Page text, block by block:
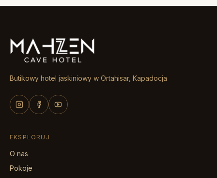
Butikowy hotel jaskiniowy w Ortahisar, Kapadocja
EKSPLORUJ
O nas
Pokoje